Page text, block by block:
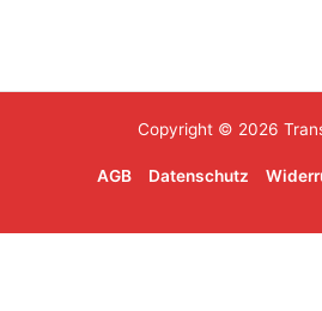
Copyright © 2026
AGB Datenschutz